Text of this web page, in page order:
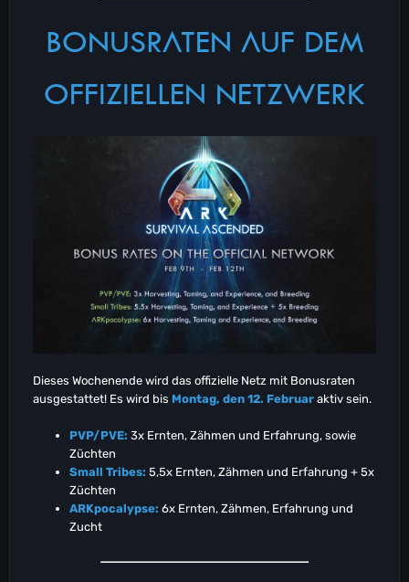
BONUSRATEN AUF DEM
OFFIZIELLEN NETZWERK
Dieses Wochenende wird das offizielle Netz mit Bonusraten
ausgestattet! Es wird bis Montag, den 12. Februar aktiv sein.
PVP/PVE: 3x Ernten, Zähmen und Erfahrung, sowie
Züchten
Small Tribes: 5,5x Ernten, Zähmen und Erfahrung + 5x
Züchten
ARKpocalypse: 6x Ernten, Zähmen, Erfahrung und
Zucht